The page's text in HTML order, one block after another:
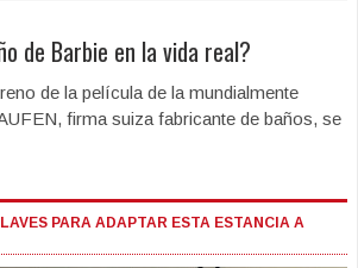
de Barbie en la vida real?
de la película de la mundialmente
firma suiza fabricante de baños, se
PARA ADAPTAR ESTA ESTANCIA A